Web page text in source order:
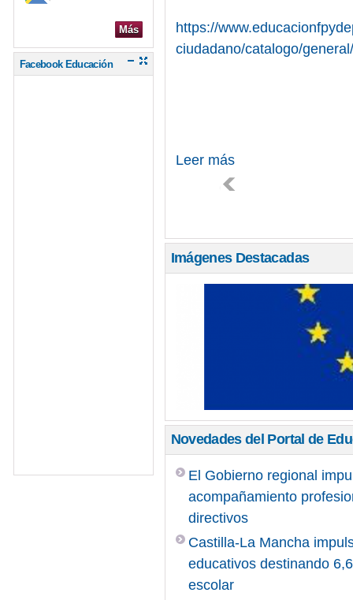
Más
Facebook Educación
https://
ciudadano/catalogo/
Leer más
Imágenes Destacadas
Novedades del Portal de
El Gobierno regional
acompañamiento
directivos
Castilla-La Mancha
educativos destinando
escolar